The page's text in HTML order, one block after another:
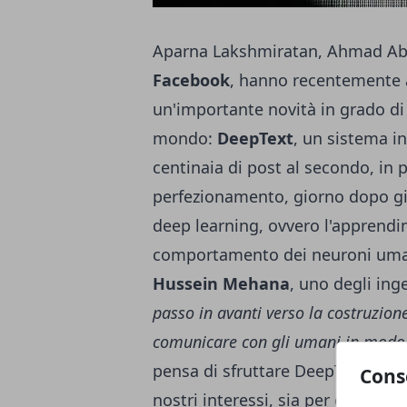
Aparna Lakshmiratan, Ahmad
Facebook, hanno
un'importante novità in grado
mondo: DeepText, un sistema
centinaia di post al secondo, in
perfezionamento, giorno dopo
deep learning, ovvero
comportamento dei neuroni
Hussein Mehana, uno degli
passo in avanti verso la
comunicare con gli umani in
pensa di sfruttare DeepText al
nostri interessi, sia per quel